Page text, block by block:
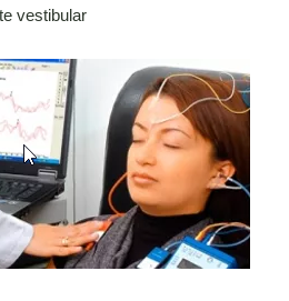
vestibular